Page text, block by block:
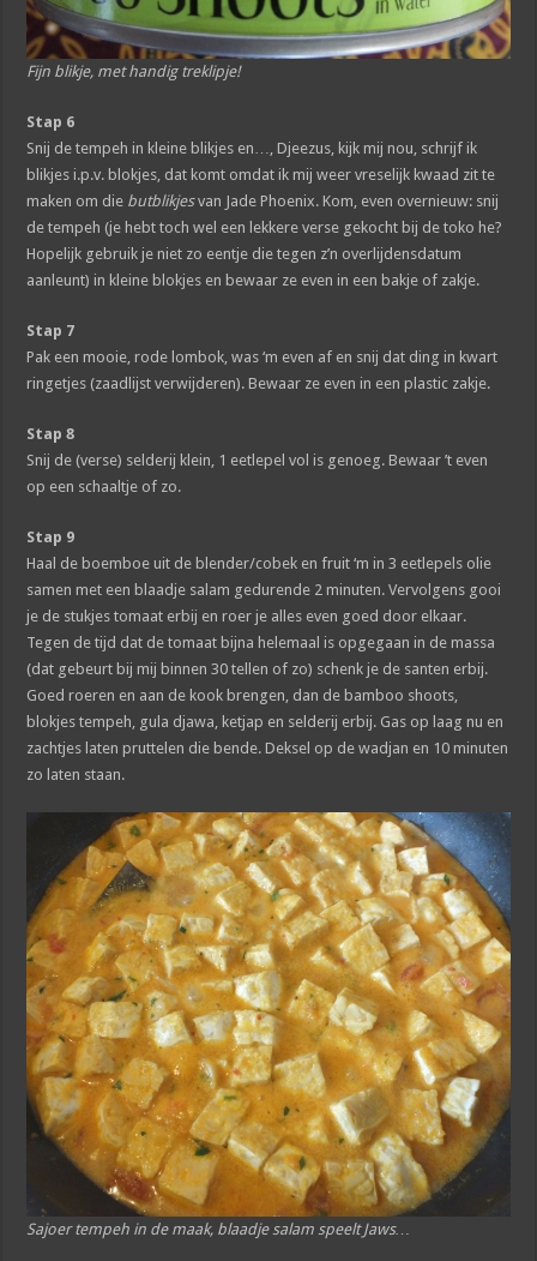
Fijn blikje, met handig treklipje!
Stap 6
Snij de tempeh in kleine blikjes en…, Djeezus, kijk mij nou, schrijf ik
blikjes i.p.v. blokjes, dat komt omdat ik mij weer vreselijk kwaad zit te
maken om die butblikjesvan Jade Phoenix. Kom, even overnieuw: snij
de tempeh (je hebt toch wel een lekkere verse gekocht bij de toko he?
Hopelijk gebruik je niet zo eentje die tegen z’n overlijdensdatum
aanleunt) in kleine blokjes en bewaar ze even in een bakje of zakje.
Stap 7
Pak een mooie, rode lombok, was ‘m even af en snij dat ding in kwart
ringetjes (zaadlijst verwijderen). Bewaar ze even in een plastic zakje.
Stap 8
Snij de (verse) selderij klein, 1 eetlepel vol is genoeg. Bewaar ’t even
op een schaaltje of zo.
Stap 9
Haal de boemboe uit de blender/cobek en fruit ‘m in 3 eetlepels olie
samen met een blaadje salam gedurende 2 minuten. Vervolgens gooi
je de stukjes tomaat erbij en roer je alles even goed door elkaar.
Tegen de tijd dat de tomaat bijna helemaal is opgegaan in de massa
(dat gebeurt bij mij binnen 30 tellen of zo) schenk je de santen erbij.
Goed roeren en aan de kook brengen, dan de bamboo shoots,
blokjes tempeh, gula djawa, ketjap en selderij erbij. Gas op laag nu en
zachtjes laten pruttelen die bende. Deksel op de wadjan en 10 minuten
zo laten staan.
Sajoer tempeh in de maak, blaadje salam speelt Jaws…